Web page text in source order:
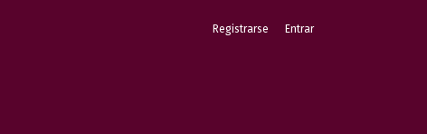
Registrarse Entrar